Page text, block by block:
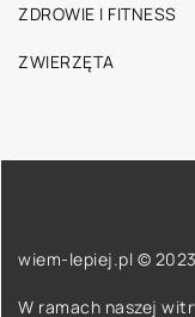
ZDROWIE I FITNESS
ZWIERZĘTA
wiem-lepiej.pl ©
W ramach naszej